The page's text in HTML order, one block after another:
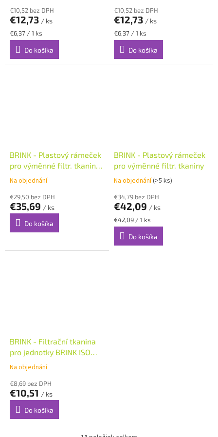
€10,52 bez DPH
€12,73 / ks
Jednotková
cena:
€6,37 / 1 ks
Do košíka
€10,52 bez DPH
€12,73 / ks
Jednotková
cena:
€6,37 / 1 ks
Do košíka
BRINK - Plastový rámeček
pro výměnné filtr. tkaniny
Flair 325/400
Na objednání
€29,50 bez DPH
€35,69 / ks
Do košíka
BRINK - Plastový rámeček
pro výměnné filtr. tkaniny
Na objednání(>5 ks)
€34,79 bez DPH
€42,09 / ks
Jednotková
cena:
€42,09 / 1 ks
Do košíka
BRINK - Filtrační tkanina
pro jednotky BRINK ISO
Coarse 60% (G4)
Na objednání
€8,69 bez DPH
€10,51 / ks
Do košíka